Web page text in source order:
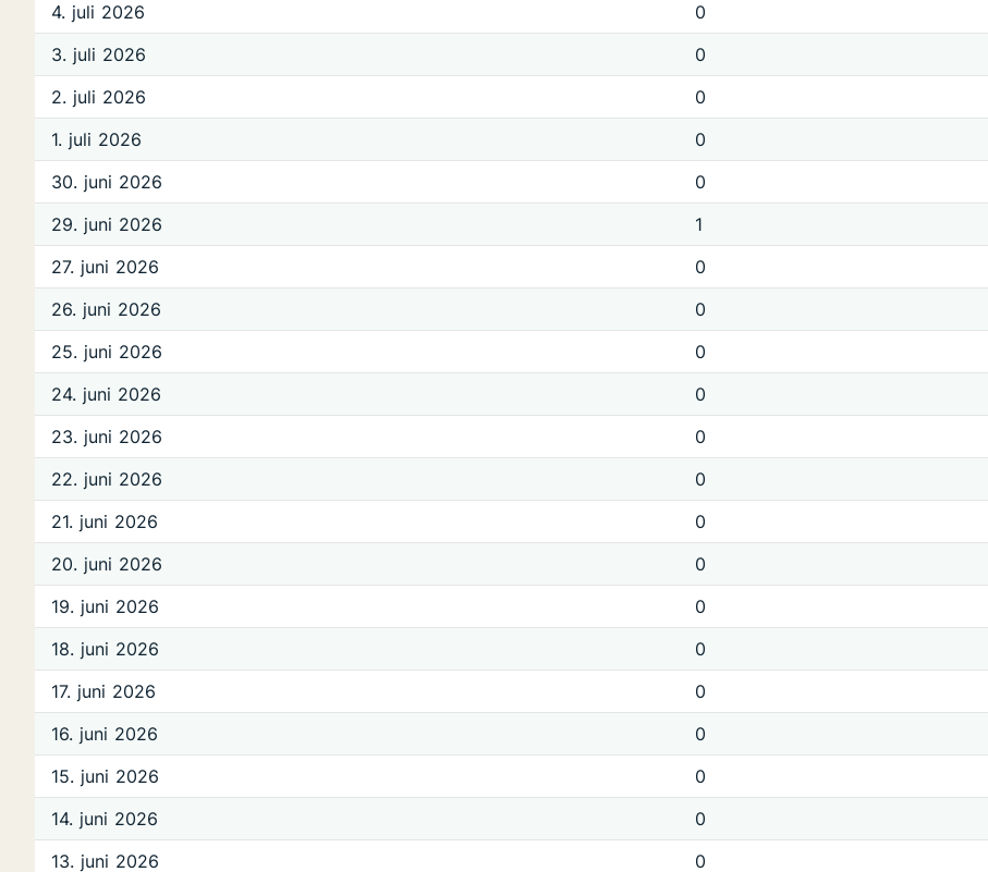
4. juli 2026
0
3. juli 2026
0
2. juli 2026
0
1. juli 2026
0
30. juni 2026
0
29. juni 2026
1
27. juni 2026
0
26. juni 2026
0
25. juni 2026
0
24. juni 2026
0
23. juni 2026
0
22. juni 2026
0
21. juni 2026
0
20. juni 2026
0
19. juni 2026
0
18. juni 2026
0
17. juni 2026
0
16. juni 2026
0
15. juni 2026
0
14. juni 2026
0
13. juni 2026
0